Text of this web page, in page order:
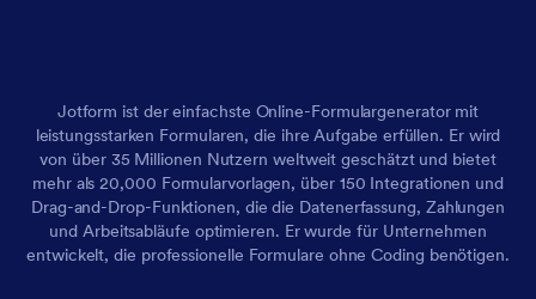
Jotform ist der einfachste Online-Formulargenerator mit
leistungsstarken Formularen, die ihre Aufgabe erfüllen. Er wird
von über 35 Millionen Nutzern weltweit geschätzt und bietet
mehr als 20,000 Formularvorlagen, über 150 Integrationen und
Drag-and-Drop-Funktionen, die die Datenerfassung, Zahlungen
und Arbeitsabläufe optimieren. Er wurde für Unternehmen
entwickelt, die professionelle Formulare ohne Coding benötigen.